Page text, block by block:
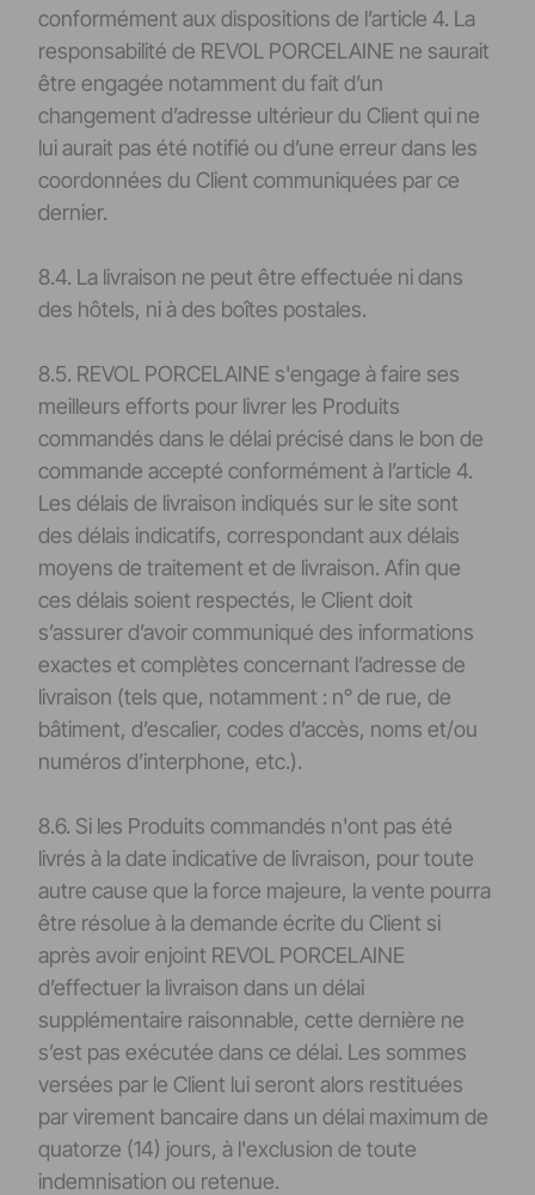
conformément aux dispositions de l’article 4. La
responsabilité de REVOL PORCELAINE ne saurait
être engagée notamment du fait d’un
changement d’adresse ultérieur du Client qui ne
lui aurait pas été notifié ou d’une erreur dans les
coordonnées du Client communiquées par ce
dernier.
8.4. La livraison ne peut être effectuée ni dans
des hôtels, ni à des boîtes postales.
8.5. REVOL PORCELAINE s'engage à faire ses
meilleurs efforts pour livrer les Produits
commandés dans le délai précisé dans le bon de
commande accepté conformément à l’article 4.
Les délais de livraison indiqués sur le site sont
des délais indicatifs, correspondant aux délais
moyens de traitement et de livraison. Afin que
ces délais soient respectés, le Client doit
s’assurer d’avoir communiqué des informations
exactes et complètes concernant l’adresse de
livraison (tels que, notamment : n° de rue, de
bâtiment, d’escalier, codes d’accès, noms et/ou
numéros d’interphone, etc.).
8.6. Si les Produits commandés n'ont pas été
livrés à la date indicative de livraison, pour toute
autre cause que la force majeure, la vente pourra
être résolue à la demande écrite du Client si
après avoir enjoint REVOL PORCELAINE
d’effectuer la livraison dans un délai
supplémentaire raisonnable, cette dernière ne
s’est pas exécutée dans ce délai. Les sommes
versées par le Client lui seront alors restituées
par virement bancaire dans un délai maximum de
quatorze (14) jours, à l'exclusion de toute
indemnisation ou retenue.